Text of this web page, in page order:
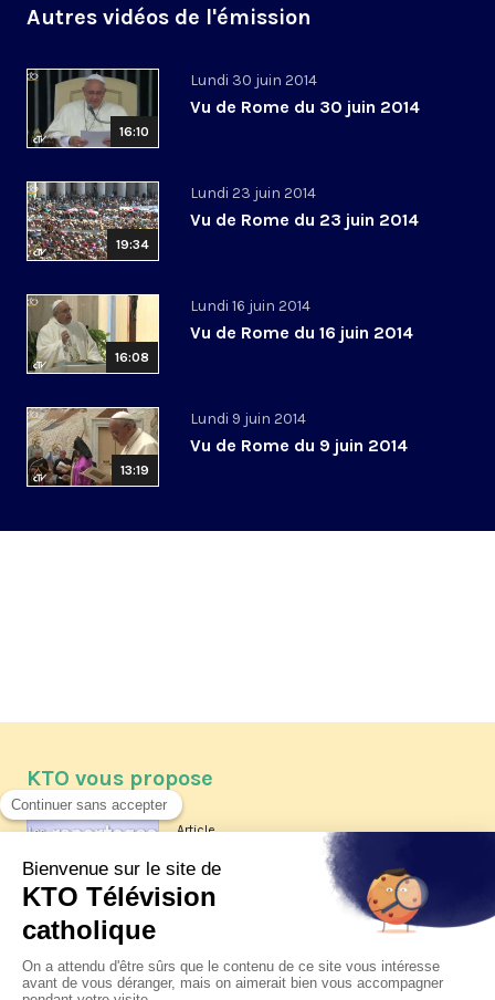
Autres vidéos de l'émission
16:10
Lundi 30 juin 2014
Vu de Rome du 30 juin 2014
19:34
Lundi 23 juin 2014
Vu de Rome du 23 juin 2014
16:08
Lundi 16 juin 2014
Vu de Rome du 16 juin 2014
13:19
Lundi 9 juin 2014
Vu de Rome du 9 juin 2014
KTO vous propose
Article
Les reportages d'été 2026 de KTO
La visite pastorale du pape Léon
XIV à Assise à suivre sur KTO le
jeudi 6 août